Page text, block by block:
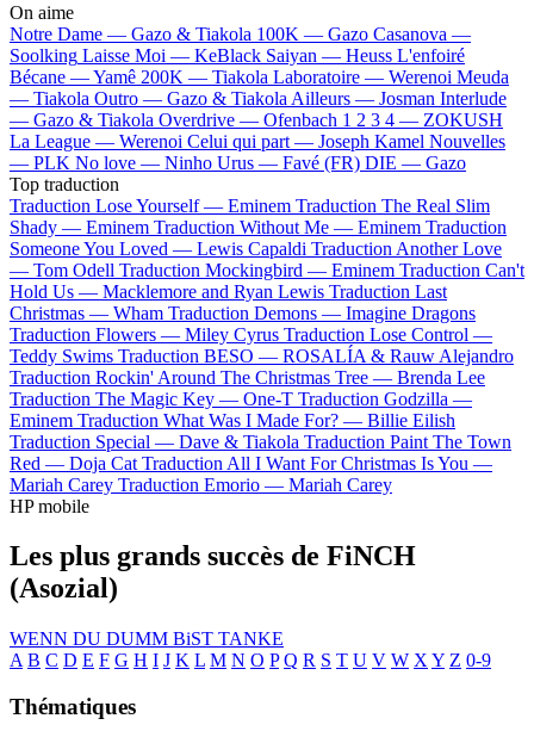
On aime
Notre Dame — Gazo & Tiakola 100K — Gazo Casanova —
Soolking Laisse Moi — KeBlack Saiyan — Heuss L'enfoiré
Bécane —Yamê 200K — Tiakola Laboratoire — Werenoi Meuda
— Tiakola Outro — Gazo & Tiakola Ailleurs — Josman Interlude
— Gazo & Tiakola Overdrive — Ofenbach 1 2 3 4 — ZOKUSH
La League — Werenoi Celui qui part — Joseph Kamel Nouvelles
— PLK No love — Ninho Urus — Favé (FR) DIE — Gazo
Top traduction
Traduction Lose Yourself — Eminem Traduction The Real Slim
Shady — Eminem Traduction Without Me — Eminem Traduction
Someone You Loved — Lewis Capaldi Traduction Another Love
— Tom Odell Traduction Mockingbird — Eminem Traduction Can't
Hold Us — Macklemore and Ryan Lewis Traduction Last
Christmas — Wham Traduction Demons — Imagine Dragons
Traduction Flowers — Miley Cyrus Traduction Lose Control —
Teddy Swims Traduction BESO — ROSALÍA & Rauw Alejandro
Traduction Rockin' Around The Christmas Tree — Brenda Lee
Traduction The Magic Key — One-T Traduction Godzilla —
Eminem Traduction What Was I Made For? — Billie Eilish
Traduction Special — Dave & Tiakola Traduction Paint The Town
Red — Doja Cat Traduction All I Want For Christmas Is You —
Mariah Carey Traduction Emorio — Mariah Carey
HP mobile
Les plus grands succès de FiNCH
(Asozial)
WENN DU DUMM BiST TANKE
A B C D E F G H I J K L M N O P Q R S T U V W X Y Z 0-9
Thématiques